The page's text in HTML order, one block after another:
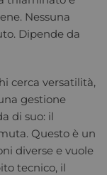
Nessuna
Dipende da
cerca versatilità,
gestione
di suo: il
Questo è un
diverse e vuole
tecnico, il